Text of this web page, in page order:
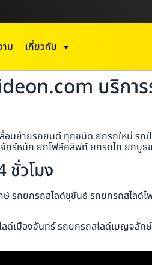
ม เกี่ยวกับ
บริกา
ย้ายรถยนต์ ทุกชนิด ยกรถใหม่ รถ
หนัก ยกโฟล์คลิฟท์ ยกรถไถ ยกบู
ชั่วโมง
ถยกรถสไลด์ขุขันธ์ รถยกรถสไลด์
เมืองจันทร์ รถยกรถสไลด์เบญจลั